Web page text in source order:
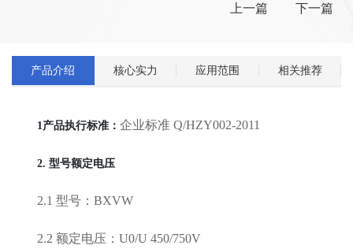
上一篇 下一篇
产品介绍 核心实力 应用范围 相关推荐
1产品执行标准： 企业标准 Q/HZY002-2011
2. 型号额定电压
2.1 型号：BXVW
2.2 额定电压：U0/U 450/750V